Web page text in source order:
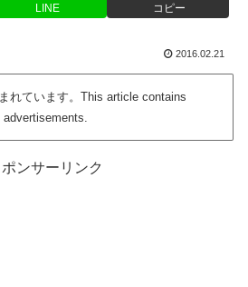
LINE コピー
2016.02.21
れています。This article contains
advertisements.
ポンサーリンク